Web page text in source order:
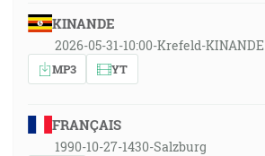
KINANDE
2026-05-31-10:00-Krefeld-KINANDE
MP3 YT
FRANÇAIS
1990-10-27-1430-Salzburg